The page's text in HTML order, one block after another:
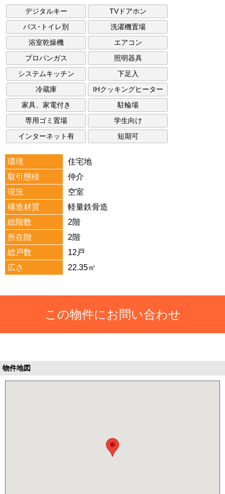
デジタルキー
TVドアホン
バス･トイレ別
洗濯機置場
浴室乾燥機
エアコン
プロパンガス
照明器具
システムキッチン
下足入
冷蔵庫
IHクッキングヒーター
家具、家電付き
駐輪場
専用ゴミ置場
学生向け
インターネット有
短期可
環境
住宅地
取引態様
仲介
現況
空室
構造材質
軽量鉄骨造
総階数
2階
所在階
2階
総戸数
12戸
広さ
22.35㎡
この物件にお問い合わせ
物件地図